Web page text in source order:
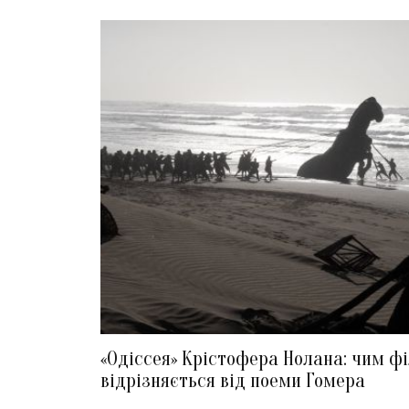
«Одіссея» Крістофера Нолана: чим
відрізняється від поеми Гомера